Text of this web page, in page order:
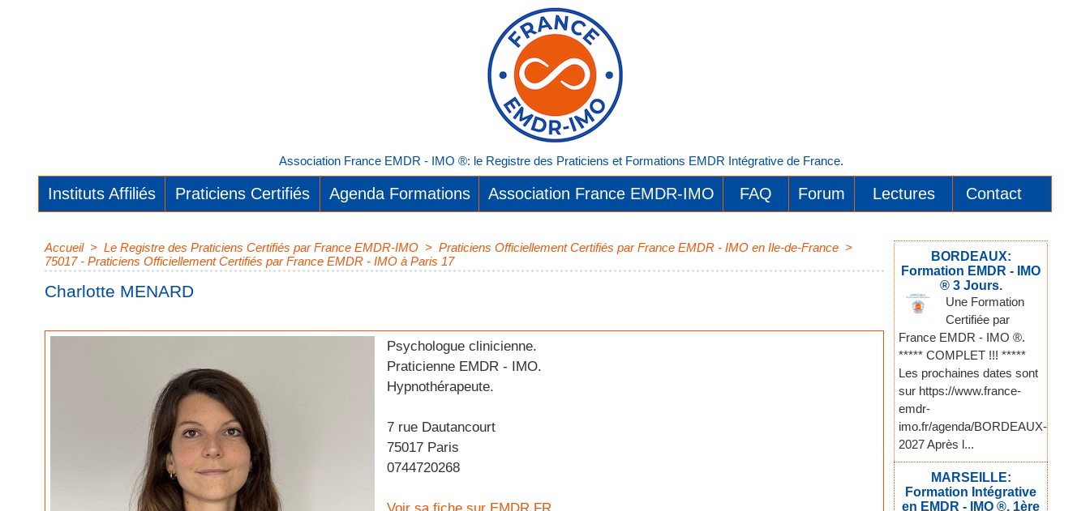
Association France EMDR - IMO ®: le Registre des Praticiens et Formations EMDR Intégrative de France.
Instituts Affiliés Praticiens Certifiés Agenda Formations Association France EMDR-IMO FAQ Forum Lectures Contact
Accueil > Le Registre des Praticiens Certifiés par France EMDR-IMO > Praticiens Officiellement Certifiés par France EMDR - IMO en Ile-de-France >
75017 - Praticiens Officiellement Certifiés par France EMDR - IMO à Paris 17
Charlotte MENARD
Psychologue clinicienne.
Praticienne EMDR - IMO.
Hypnothérapeute.
7 rue Dautancourt
75017 Paris
0744720268
BORDEAUX:
Formation EMDR - IMO
® 3 Jours.
Une Formation
Certifiée par
France EMDR - IMO ®.
***** COMPLET !!! *****
Les prochaines dates sont
sur https://www.france-
emdr-
imo.fr/agenda/BORDEAUX-
2027 Après l...
MARSEILLE:
Formation Intégrative
en EMDR - IMO ®. 1ère